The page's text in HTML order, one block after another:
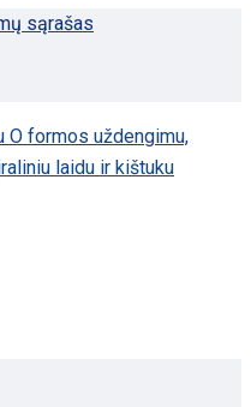
sąrašas
O formos uždengimu,
laidu ir kištuku